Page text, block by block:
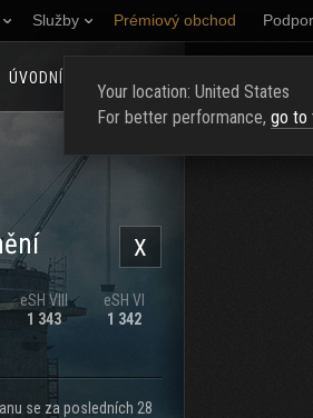
Služby Prémiový obchod
ÚVODNÍ STRÁNKA
X
eSH VIII
1 343
eSH VI
1 342
se za posledních 28
Your location: United States
For better performance, go to